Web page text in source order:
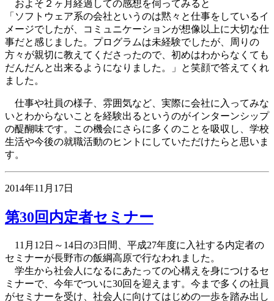
およそ２ヶ月経過しての感想を伺ってみると
「ソフトウェア系の会社というのは黙々と仕事をしているイ
メージでしたが、コミュニケーションが想像以上に大切な仕
事だと感じました。プログラムは未経験でしたが、周りの
方々が親切に教えてくださったので、初めはわからなくても
だんだんと出来るようになりました。」と笑顔で答えてくれ
ました。
仕事や社員の様子、雰囲気など、実際に会社に入ってみな
いとわからないことを経験出るというのがインターンシップ
の醍醐味です。この機会にさらに多くのことを吸収し、学校
生活や今後の就職活動のヒントにしていただけたらと思いま
す。
2014年11月17日
第30回内定者セミナー
11月12日～14日の3日間、平成27年度に入社する内定者の
セミナーが長野市の飯綱高原で行なわれました。
学生から社会人になるにあたっての心構えを身につけるセ
ミナーで、今年でついに30回を迎えます。今まで多くの社員
がセミナーを受け、社会人に向けてはじめの一歩を踏み出し